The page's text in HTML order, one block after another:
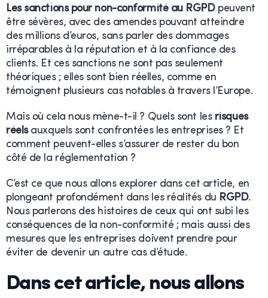
Les sanctions pour non-conformité au RGPDpeuvent
être sévères, avec des amendes pouvant atteindre
des millions d’euros, sans parler des dommages
irréparables à la réputation et à la confiance des
clients. Et ces sanctions ne sont pas seulement
théoriques ; elles sont bien réelles, comme en
témoignent plusieurs cas notables à travers l’Europe.
Mais où cela nous mène-t-il ? Quels sont les risques
réelsauxquels sont confrontées les entreprises ? Et
comment peuvent-elles s’assurer de rester du bon
côté de la réglementation ?
C’est ce que nous allons explorer dans cet article, en
plongeant profondément dans les réalités du RGPD.
Nous parlerons des histoires de ceux qui ont subi les
conséquences de la non-conformité ; mais aussi des
mesures que les entreprises doivent prendre pour
éviter de devenir un autre cas d’étude.
Dans cet article, nous allons